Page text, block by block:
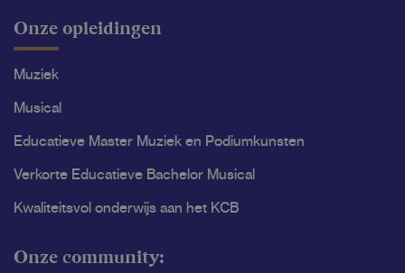
Onze opleidingen
Muziek
Musical
Educatieve Master Muziek en Podiumkunsten
Verkorte Educatieve Bachelor Musical
Kwaliteitsvol onderwijs aan het KCB
Onze community: